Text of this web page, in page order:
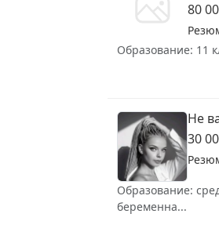
80
Образование: 11
Не
30
Образование:
беременна...